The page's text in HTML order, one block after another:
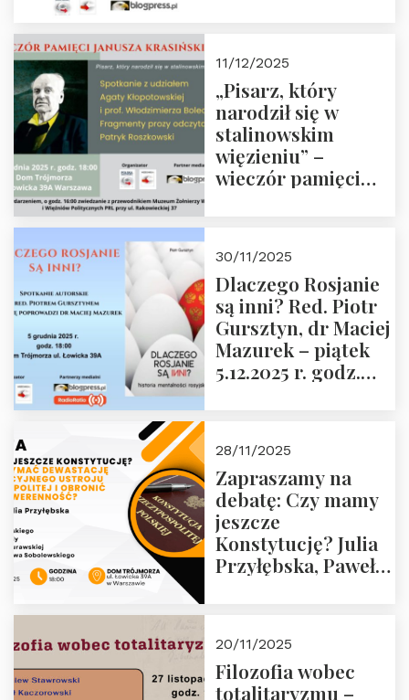
11/12/2025
„Pisarz, który
narodził się w
stalinowskim
więzieniu” –
wieczór pamięci
zwiedzanie
Muzeum Żołnierzy
Wyklętych i
Więźniów
Politycznych PRL o
godz. 16:00 – 19
30/11/2025
Dlaczego Rosjanie
są inni? Red. Piotr
Gursztyn, dr Maciej
Mazurek – piątek
5.12.2025 r. godz.
28/11/2025
Zapraszamy na
debatę: Czy mamy
jeszcze
Konstytucję? Julia
Przyłębska, Paweł
Przemysław
Sobolewski – 4
20/11/2025
Filozofia wobec
totalitaryzmu –